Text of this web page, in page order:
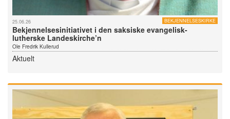
25.06.26 BEKJENNELSESKIRKE
Bekjennelsesinitiativet i den saksiske evangelisk-
lutherske Landeskirche’n
Ole Fredrik Kullerud
Aktuelt